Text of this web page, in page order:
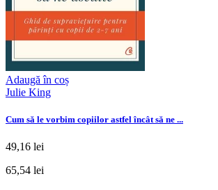
Adaugă în coș
Julie King
Cum să le vorbim copiilor astfel încât să ne ...
49,16 lei
65,54 lei